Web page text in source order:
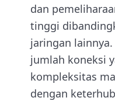
dan
tinggi
jaringan
jumlah koneksi
kompleksitas
dengan